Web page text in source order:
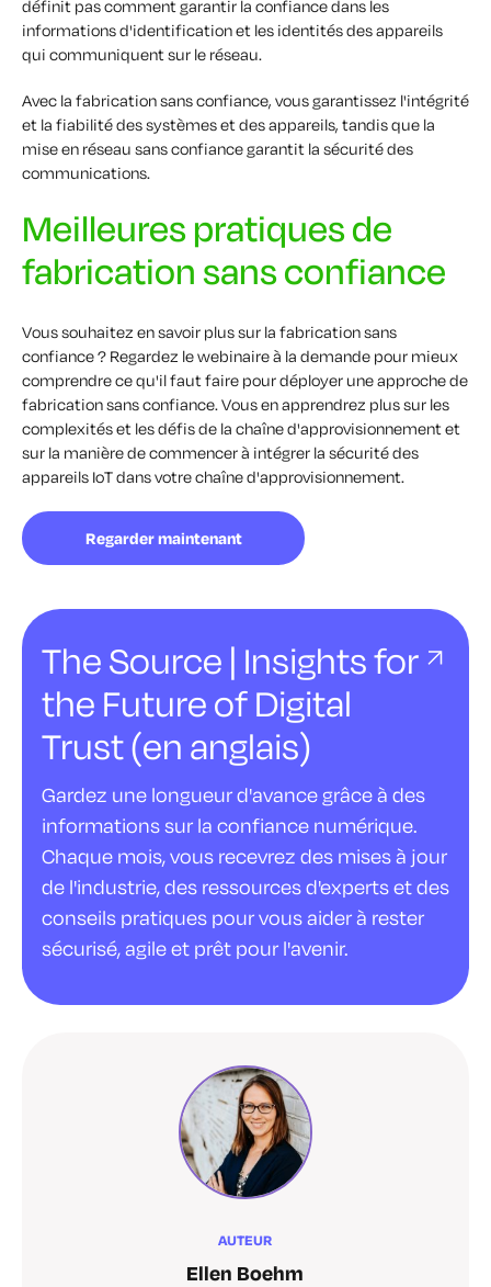
définit pas comment garantir la confiance dans les
informations d'identification et les identités des appareils
qui communiquent sur le réseau.
Avec la fabrication sans confiance, vous garantissez l'intégrité
et la fiabilité des systèmes et des appareils, tandis que la
mise en réseau sans confiance garantit la sécurité des
communications.
Meilleures pratiques de
fabrication sans confiance
Vous souhaitez en savoir plus sur la fabrication sans
confiance ? Regardez le webinaire à la demande pour mieux
comprendre ce qu'il faut faire pour déployer une approche de
fabrication sans confiance. Vous en apprendrez plus sur les
complexités et les défis de la chaîne d'approvisionnement et
sur la manière de commencer à intégrer la sécurité des
appareils IoT dans votre chaîne d'approvisionnement.
Regarder maintenant
The Source | Insights for
the Future of Digital
Trust (en anglais)
Gardez une longueur d'avance grâce à des
informations sur la confiance numérique.
Chaque mois, vous recevrez des mises à jour
de l'industrie, des ressources d'experts et des
conseils pratiques pour vous aider à rester
sécurisé, agile et prêt pour l'avenir.
AUTEUR
Ellen Boehm